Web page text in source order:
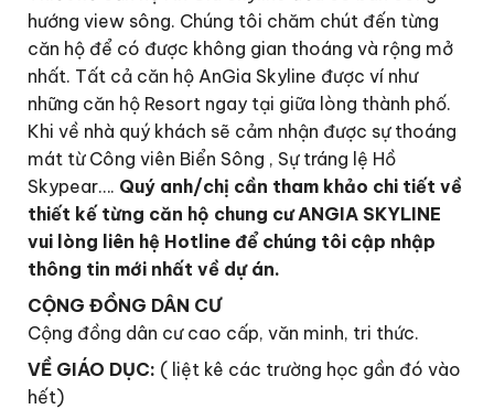
hướng view sông. Chúng tôi chăm chút đến từng
căn hộ để có được không gian thoáng và rộng mở
nhất. Tất cả căn hộ AnGia Skyline được ví như
những căn hộ Resort ngay tại giữa lòng thành phố.
Khi về nhà quý khách sẽ cảm nhận được sự thoáng
mát từ Công viên Biển Sông , Sự tráng lệ Hồ
Skypear…. Quý anh/chị cần tham khảo chi tiết về
thiết kế từng căn hộ chung cư ANGIA SKYLINE
vui lòng liên hệ Hotline để chúng tôi cập nhập
thông tin mới nhất về dự án.
CỘNG ĐỒNG DÂN CƯ
Cộng đồng dân cư cao cấp, văn minh, tri thức.
VỀ GIÁO DỤC: ( liệt kê các trường học gần đó vào
hết)